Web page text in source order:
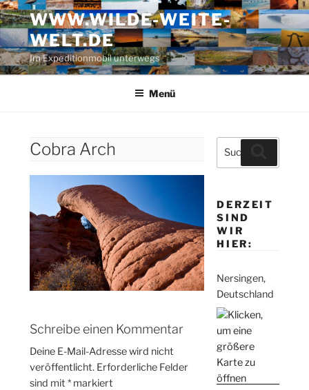
Zum
Inhalt
springen
WWW.WILDE-WEITE-
WELT.DE
Im Expeditionmobil unterwegs
Menü
Cobra Arch
Schreibe einen Kommentar
Deine E-Mail-Adresse wird nicht
veröffentlicht. Erforderliche Felder
sind mit* markiert
Suche
nach:
DERZEIT
SIND
WIR
HIER:
Nersingen,
Deutschland